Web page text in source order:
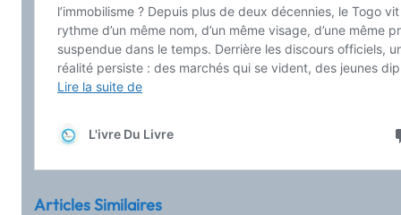
Articles Similaires